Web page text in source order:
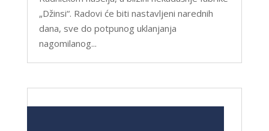
„Džinsi“. Radovi će biti nastavljeni narednih
dana, sve do potpunog uklanjanja
nagomilanog...